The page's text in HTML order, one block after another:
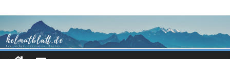
Inhalt
springen